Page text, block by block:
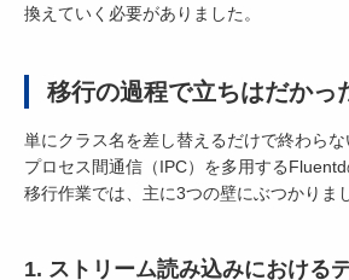
換えていく必要がありました。
移行の過程で立ちはだかっ
単にクラス名を差し替えるだけで終わら
プロセス間通信（IPC）を多用するFluentd
移行作業では、主に3つの壁にぶつかりま
1. ストリーム読み込みにおける